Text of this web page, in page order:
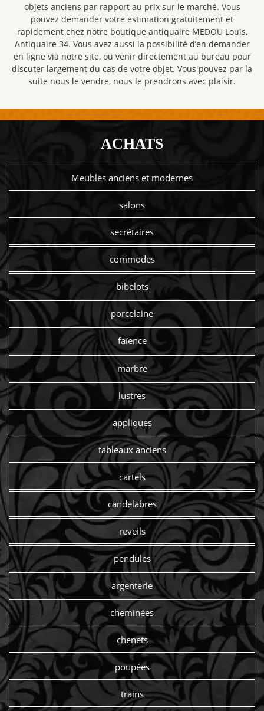
objets anciens par rapport au prix sur le marché. Vous
pouvez demander votre estimation gratuitement et
rapidement chez notre boutique antiquaire MEDOU Louis,
Antiquaire 34. Vous avez aussi la possibilité d’en demander
en ligne via notre site, ou venir directement au bureau pour
discuter largement du cas de votre objet. Vous pouvez par la
suite nous le vendre, nous le prendrons avec plaisir.
ACHATS
Meubles anciens et modernes
salons
secrétaires
commodes
bibelots
porcelaine
faïence
marbre
lustres
appliques
tableaux anciens
cartels
candelabres
reveils
pendules
argenterie
cheminées
chenets
poupées
trains